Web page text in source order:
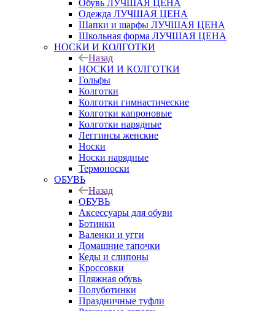
Обувь ЛУЧШАЯ ЦЕНА
Одежда ЛУЧШАЯ ЦЕНА
Шапки и шарфы ЛУЧШАЯ ЦЕНА
Школьная форма ЛУЧШАЯ ЦЕНА
НОСКИ И КОЛГОТКИ
Назад
НОСКИ И КОЛГОТКИ
Гольфы
Колготки
Колготки гимнастические
Колготки капроновые
Колготки нарядные
Леггинсы женские
Носки
Носки нарядные
Термоноски
ОБУВЬ
Назад
ОБУВЬ
Аксессуары для обуви
Ботинки
Валенки и угги
Домашние тапочки
Кеды и слипоны
Кроссовки
Пляжная обувь
Полуботинки
Праздничные туфли